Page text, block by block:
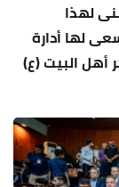
لهذا
لها أدارة
أهل البيت (ع)